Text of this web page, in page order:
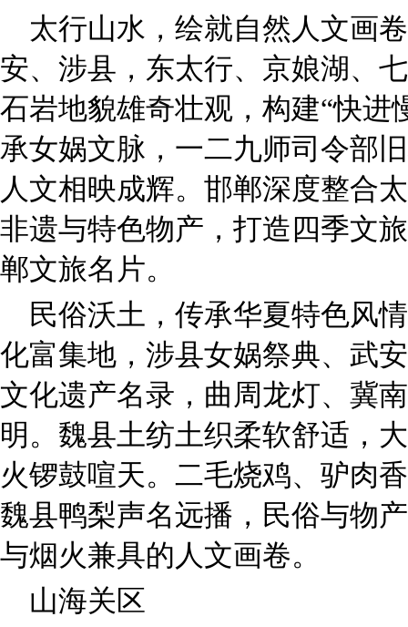
太行山水，绘就自然人文画
安、涉县，东太行、京娘湖、
石岩地貌雄奇壮观，构建“快进
承女娲文脉，一二九师司令部
人文相映成辉。邯郸深度整合
非遗与特色物产，打造四季文
郸文旅名片。
民俗沃土，传承华夏特色风
化富集地，涉县女娲祭典、武
文化遗产名录，曲周龙灯、冀
明。魏县土纺土织柔软舒适，
火锣鼓喧天。二毛烧鸡、驴肉
魏县鸭梨声名远播，民俗与物
与烟火兼具的人文画卷。
山海关区